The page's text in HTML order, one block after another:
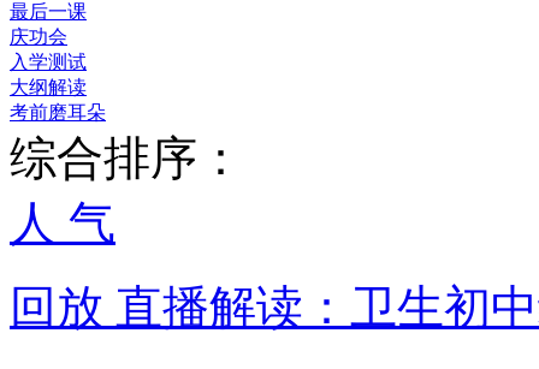
最后一课
庆功会
入学测试
大纲解读
考前磨耳朵
综合排序：
人 气
回放 直播解读：卫生初